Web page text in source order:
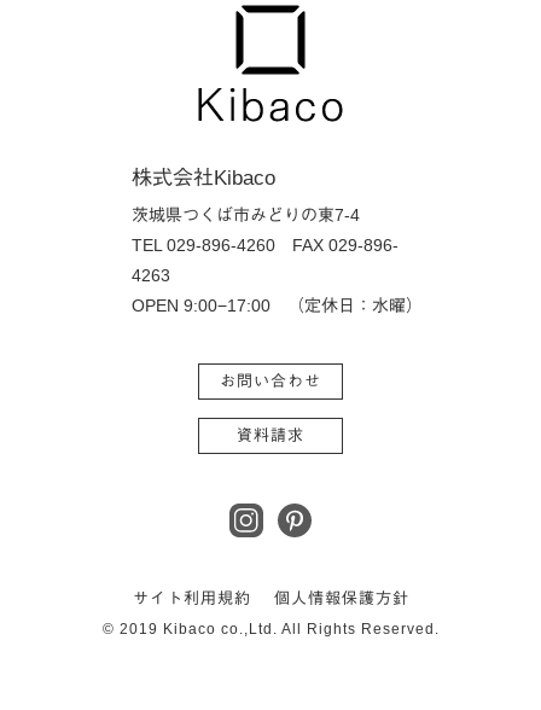
株式会社Kibaco
茨城県つくば市みどりの東7-4
TEL 029-896-4260 FAX 029-896-
4263
OPEN 9:00−17:00 （定休日：水曜）
お問い合わせ
資料請求
サイト利用規約 個人情報保護方針
© 2019 Kibaco co.,Ltd. All Rights Reserved.